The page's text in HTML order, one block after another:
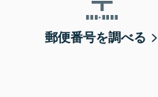
郵便番号を調べる